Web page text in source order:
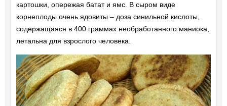
картошки, опережая батат и ямс. В сыром виде
корнеплоды очень ядовиты – доза синильной кислоты,
содержащаяся в 400 граммах необработанного маниока,
летальна для взрослого человека.